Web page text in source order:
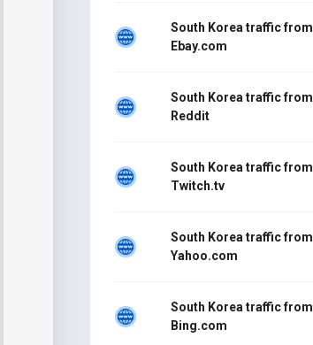
South Korea traffic from
Ebay.com
South Korea traffic from
Reddit
South Korea traffic from
Twitch.tv
South Korea traffic from
Yahoo.com
South Korea traffic from
Bing.com